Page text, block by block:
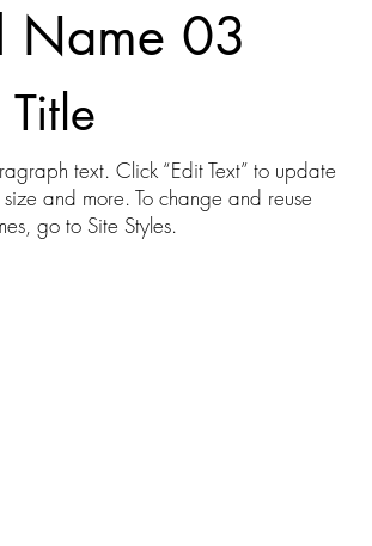
Name 03
text. Click “Edit Text” to update
and more. To change and reuse
go to Site Styles.